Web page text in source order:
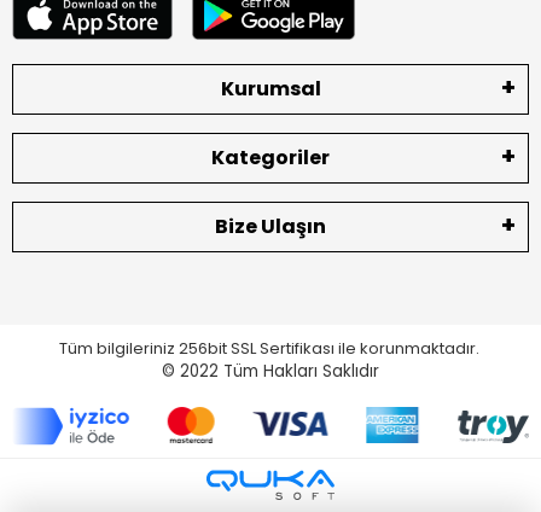
Kurumsal
Kategoriler
Bize Ulaşın
Tüm bilgileriniz 256bit SSL Sertifikası ile korunmaktadır.
© 2022 Tüm Hakları Saklıdır